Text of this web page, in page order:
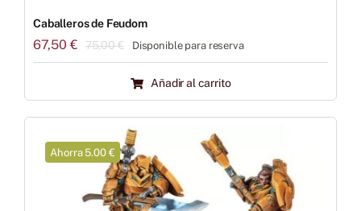
Caballeros de Feudom
75,00€El
original
era:
67,50€
El
actual
es:
Disponible para reserva
Añadir al carrito
Ahorra 5.00 €